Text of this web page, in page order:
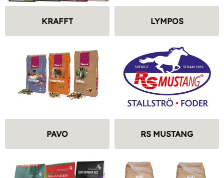
KRAFFT LYMPOS
PAVO RS MUSTANG